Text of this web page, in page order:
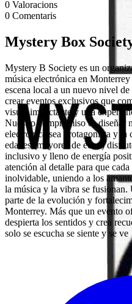
0 Valoracions
0 Comentaris
Mystery Box
Mystery B Society es un
música electrónica en
escena local a un nuevo nivel
crear eventos exclusivos que
visual impactante y una
Nuestro compromiso es diseñar
electrónica sea protagonista y la
edades (mayores de edad)
inclusivo y lleno de energía
atención al detalle para que
inolvidable, uniendo a los
la música y la vibra se
parte de la evolución y
Monterrey. Más que un evento
despierta los sentidos y crea
solo se escucha se siente y se ve